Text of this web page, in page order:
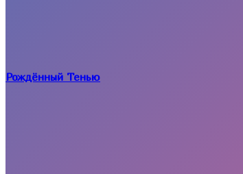
Рождённый Тенью